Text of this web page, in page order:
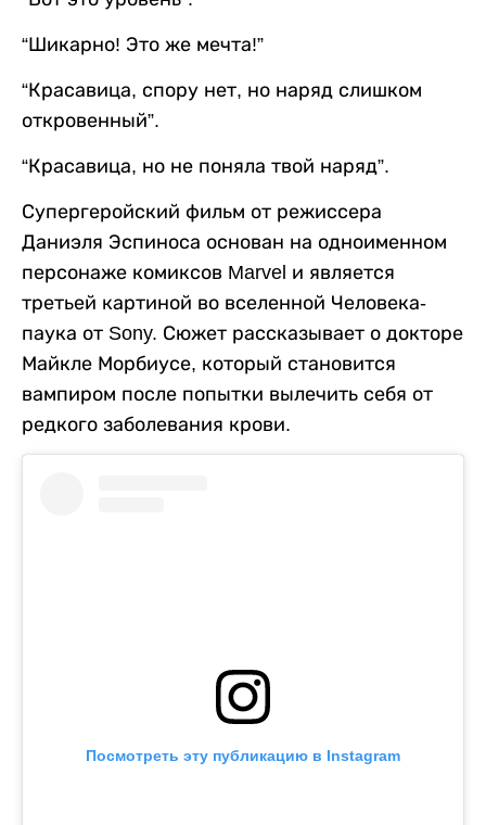
“Шикарно! Это же мечта!”
“Красавица, спору нет, но наряд слишком
откровенный”.
“Красавица, но не поняла твой наряд”.
Супергеройский фильм от режиссера
Даниэля Эспиноса основан на одноименном
персонаже комиксов Marvel и является
третьей картиной во вселенной Человека-
паука от Sony. Сюжет рассказывает о докторе
Майкле Морбиусе, который становится
вампиром после попытки вылечить себя от
редкого заболевания крови.
Посмотреть эту публикацию в Instagram